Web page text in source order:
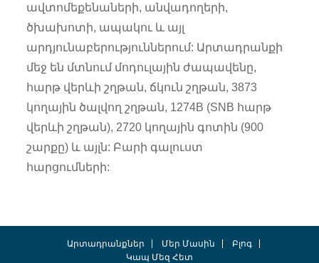
ավտոմեքենաների, անվադողերի,
ծխախոտի, ապակու և այլ
արդյունաբերություններում: Արտադրանքի
մեջ են մտնում մոդուլային ժապավենը,
հարթ վերևի շղթան, ճկուն շղթան, 3873
կողային ծալվող շղթան, 1274B (SNB հարթ
վերևի շղթան), 2720 կողային գոտին (900
շարքը) և այլն: Բարի գալուստ
հարցումների:
Արտադրանքներ Մեր Մասին
Բլոգ
Կապ Մեզ Հետ